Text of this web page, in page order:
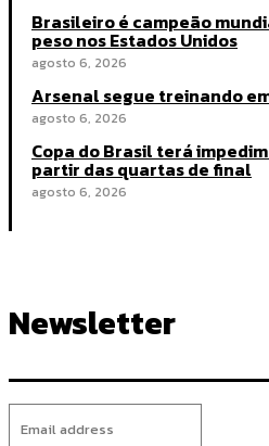
Brasileiro é campeão
peso nos Estados Unidos
agosto 6, 2026
Arsenal segue treinando
agosto 6, 2026
Copa do Brasil terá
partir das quartas de final
agosto 6, 2026
Newsletter